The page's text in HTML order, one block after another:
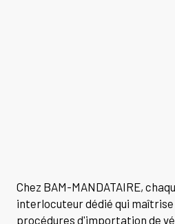
Chez BAM-MANDATAIRE,
interlocuteur dédié qui maîtrise
procédures d'importation de